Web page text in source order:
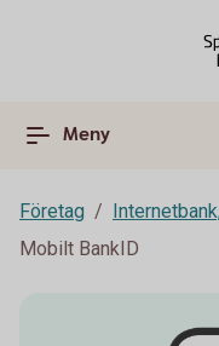
Meny
Företag
Mobilt BankID